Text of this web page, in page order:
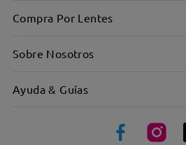
Compra Por Lentes
Sobre Nosotros
Ayuda & Guías